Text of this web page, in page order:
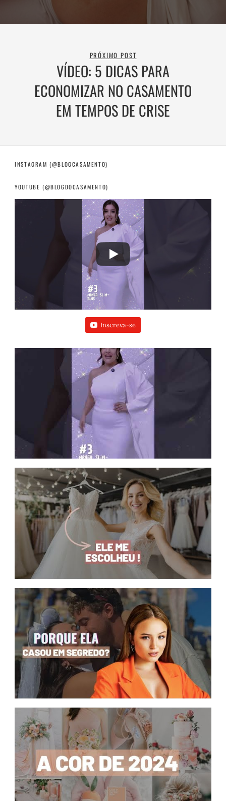
PRÓXIMO POST
VÍDEO: 5 DICAS PARA
ECONOMIZAR NO CASAMENTO
EM TEMPOS DE CRISE
INSTAGRAM (@BLOGCASAMENTO)
YOUTUBE (@BLOGDOCASAMENTO)
Inscreva-se